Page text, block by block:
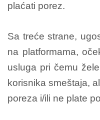
plaćati porez.
Sa treće strane,
na platformama,
usluga pri čemu
korisnika smeštaja,
poreza i/ili ne plate